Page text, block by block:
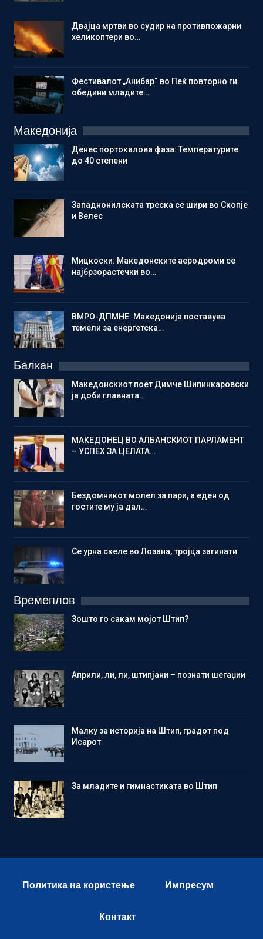
Двајца мртви во судир на противпожарни
хеликоптери во…
Фестивалот „Анибар“ во Пеќ повторно ги
обедини младите…
Македонија
Денес портокалова фаза: Температурите
до 40 степени
Западнонилската треска се шири во Скопје
и Велес
Мицкоски: Македонските аеродроми се
најбрзорастечки во…
ВМРО-ДПМНЕ: Македонија поставува
темели за енергетска…
Балкан
Македонскиот поет Димче Шипинкаровски
ја доби главната…
МАКЕДОНЕЦ ВО АЛБАНСКИОТ ПАРЛАМЕНТ
– УСПЕХ ЗА ЦЕЛАТА…
Бездомникот молел за пари, а еден од
гостите му ја дал…
Се урна скеле во Лозана, тројца загинати
Времеплов
Зошто го сакам мојот Штип?
Aприли, ли, ли, штипјани – познати шегаџии
Малку за историја на Штип, градот под
Исарот
Зa младите и гимнастиката во Штип
Политика на користење Импресум
Контакт